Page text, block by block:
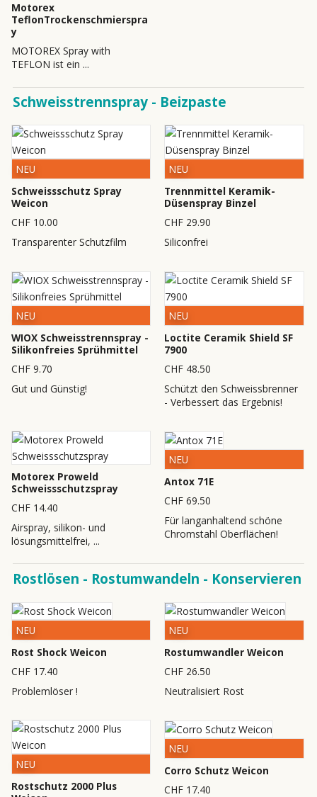
Motorex
TeflonTrockenschmierspra
y
MOTOREX Spray with
TEFLON ist ein ...
Schweisstrennspray - Beizpaste
NEU
Schweissschutz Spray
Weicon
CHF 10.00
Transparenter Schutzfilm
NEU
Trennmittel Keramik-
Düsenspray Binzel
CHF 29.90
Siliconfrei
NEU
WIOX Schweisstrennspray -
Silikonfreies Sprühmittel
CHF 9.70
Gut und Günstig!
NEU
Loctite Ceramik Shield SF
7900
CHF 48.50
Schützt den Schweissbrenner
- Verbessert das Ergebnis!
Motorex Proweld
Schweissschutzspray
CHF 14.40
Airspray, silikon- und
lösungsmittelfrei, ...
NEU
Antox 71E
CHF 69.50
Für langanhaltend schöne
Chromstahl Oberflächen!
Rostlösen - Rostumwandeln - Konservieren
NEU
Rost Shock Weicon
CHF 17.40
Problemlöser !
NEU
Rostumwandler Weicon
CHF 26.50
Neutralisiert Rost
NEU
Rostschutz 2000 Plus
NEU
Corro Schutz Weicon
CHF 17.40